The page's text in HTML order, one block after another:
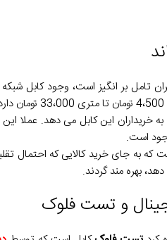
تامل بر انگیز است، وجود کابل
خریداران این کابل می دهد. عملا
است.
که به جای خرید کالایی که احتمال
بهره مند گردند.
و تست فلوک